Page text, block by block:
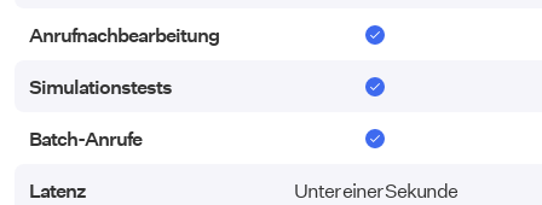
Anrufnachbearbeitung
Simulationstests
Batch-Anrufe
Latenz
Anrufnachbearbeitung
Simulationstests
Batch-Anrufe
Latenz Unter einer Sekunde